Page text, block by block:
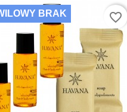
BRAK favorite_border